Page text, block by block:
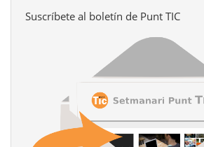
Suscríbete al boletín de Punt TIC